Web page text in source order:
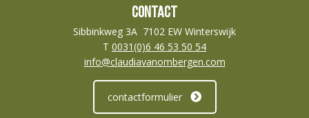
Contact
Sibbinkweg 3A 7102 EW Winterswijk
T 0031(0)6 46 53 50 54
info@claudiavanombergen.com
contactformulier